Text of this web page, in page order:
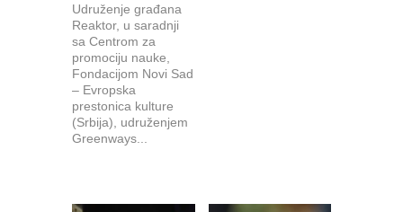
Udruženje građana
Reaktor, u saradnji
sa Centrom za
promociju nauke,
Fondacijom Novi Sad
– Evropska
prestonica kulture
(Srbija), udruženjem
Greenways...